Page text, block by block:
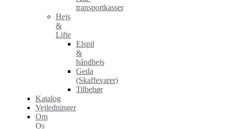
transportkasser
Hejs
&
Lifte
Elspil
&
håndhejs
Geda
(Skaffevarer)
Tilbehør
Katalog
Vejledninger
Om
Os